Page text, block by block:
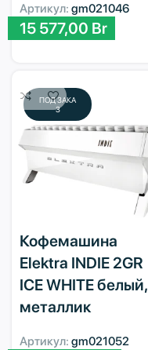
Артикул: gm021046
15 577,00 Br
ПОД ЗАКА
З
Кофемашина
Elektra INDIE 2GR
ICE WHITE белый,
металлик
Артикул: gm021052